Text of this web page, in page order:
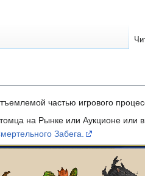
частью игрового
на Рынке или Аукционе
Забега.